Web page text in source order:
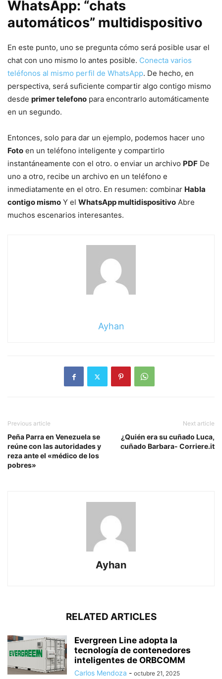
WhatsApp: “chats
automáticos” multidispositivo
En este punto, uno se pregunta cómo será posible usar el
chat con uno mismo lo antes posible. Conecta varios
teléfonos al mismo perfil de WhatsApp. De hecho, en
perspectiva, será suficiente compartir algo contigo mismo
desde primer telefono para encontrarlo automáticamente
en un segundo.
Entonces, solo para dar un ejemplo, podemos hacer uno
Foto en un teléfono inteligente y compartirlo
instantáneamente con el otro. o enviar un archivo PDF De
uno a otro, recibe un archivo en un teléfono e
inmediatamente en el otro. En resumen: combinar Habla
contigo mismo Y el WhatsApp multidispositivo Abre
muchos escenarios interesantes.
Ayhan
Previous article
Peña Parra en Venezuela se
reúne con las autoridades y
reza ante el «médico de los
pobres»
Next article
¿Quién era su cuñado Luca,
cuñado Barbara- Corriere.it
Ayhan
RELATED ARTICLES
Evergreen Line adopta la
tecnología de contenedores
inteligentes de ORBCOMM
Carlos Mendoza - octubre 21, 2025